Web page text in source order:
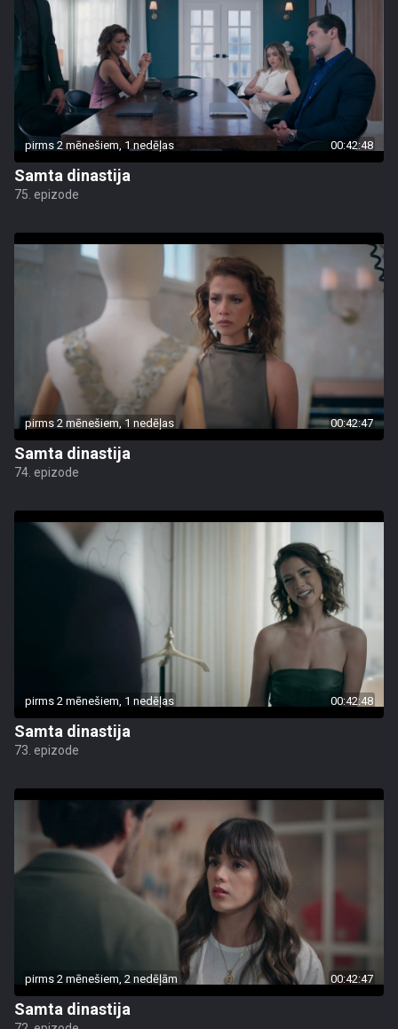
pirms 2 mēnešiem, 1 nedēļas 00:42:48
Samta dinastija
75. epizode
pirms 2 mēnešiem, 1 nedēļas 00:42:47
Samta dinastija
74. epizode
pirms 2 mēnešiem, 1 nedēļas 00:42:48
Samta dinastija
73. epizode
pirms 2 mēnešiem, 2 nedēļām 00:42:47
Samta dinastija